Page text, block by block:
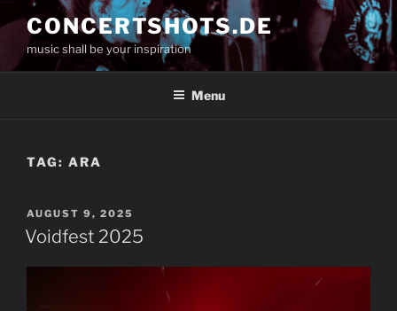
to
content
CONCERTSHOTS.DE
music shall be your inspiration
Menu
TAG: ARA
POSTED
ON
AUGUST 9, 2025
Voidfest 2025